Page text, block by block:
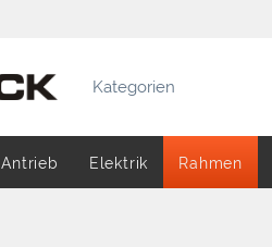
Kategorien
Antrieb Elektrik Rahmen